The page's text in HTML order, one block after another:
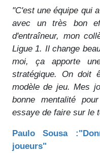
"C'est une équipe qui
avec un très bon
d'entraîneur, mon
Ligue 1. Il change
moi, ça apporte
stratégique. On doit
modèle de jeu. Mes
bonne mentalité
essaye de faire sur le
Paulo Sousa
joueurs"